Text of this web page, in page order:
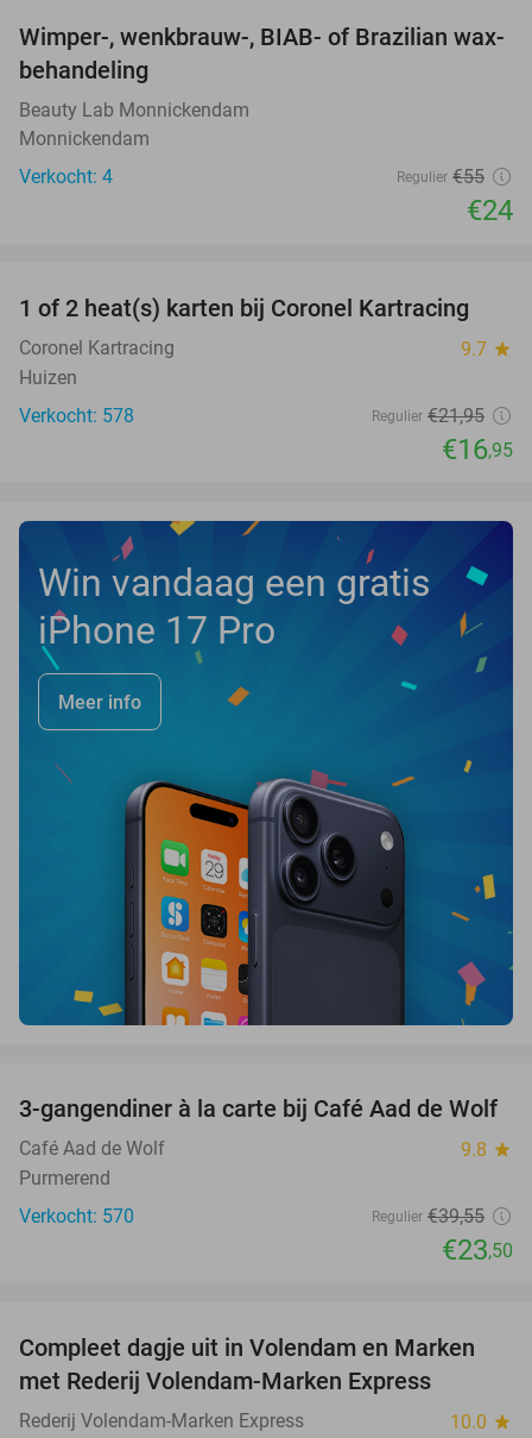
56%
NEW
TODAY
Wimper-, wenkbrauw-, BIAB- of Brazilian wax-
behandeling
Beauty Lab Monnickendam
Monnickendam
Verkocht: 4
Regulier €55
€24
23%
TODAY
1 of 2 heat(s) karten bij Coronel Kartracing
Coronel Kartracing 9.7 star
Huizen
Verkocht: 578
Regulier €21,95
€16,95
Win vandaag een gratis
iPhone 17 Pro
Meer info
41%
3-gangendiner à la carte bij Café Aad de Wolf
Café Aad de Wolf 9.8 star
Purmerend
Verkocht: 570
Regulier €39,55
€23,50
55%
Compleet dagje uit in Volendam en Marken
met Rederij Volendam-Marken Express
Rederij Volendam-Marken Express 10.0 star